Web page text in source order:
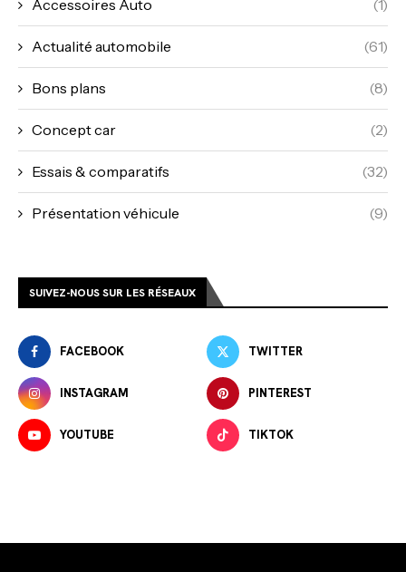
Accessoires Auto (1)
Actualité automobile (61)
Bons plans (8)
Concept car (2)
Essais & comparatifs (32)
Présentation véhicule (9)
SUIVEZ-NOUS SUR LES RÉSEAUX
FACEBOOK TWITTER
INSTAGRAM PINTEREST
YOUTUBE TIKTOK